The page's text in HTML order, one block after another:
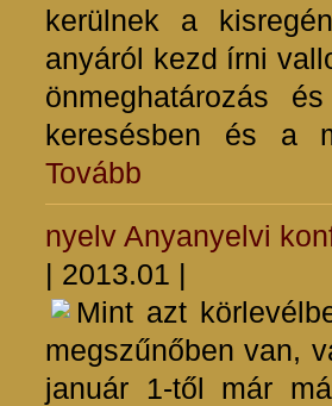
kerülnek a
anyáról kezd írni
önmeghatározás
keresésben és a
Tovább
nyelv Anyanyelvi
| 2013.01 |
Mint azt
megszűnőben van,
január 1-től már